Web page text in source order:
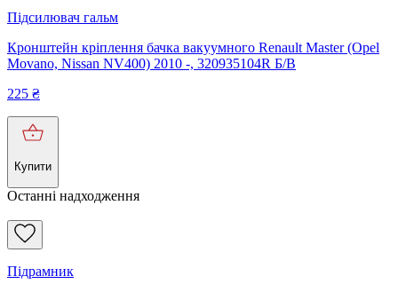
Підсилювач гальм
Кронштейн кріплення бачка вакуумного Renault Master (Opel
Movano, Nissan NV400) 2010 -, 320935104R Б/В
225 ₴
Купити
Останні надходження
Підрамник